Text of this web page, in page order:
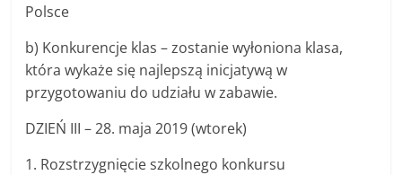
Polsce
b) Konkurencje klas – zostanie wyłoniona klasa,
która wykaże się najlepszą inicjatywą w
przygotowaniu do udziału w zabawie.
DZIEŃ III – 28. maja 2019 (wtorek)
1. Rozstrzygnięcie szkolnego konkursu